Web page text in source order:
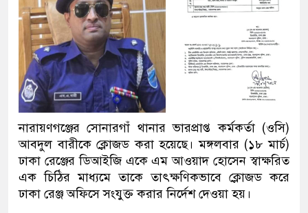
নারায়ণগঞ্জের সোনারগাঁ থানার ভারপ্রাপ্ত কর্মকর্তা (ওসি)
আবদুল বারীকে ক্লোজড করা হয়েছে। মঙ্গলবার (১৮ মার্চ)
ঢাকা রেঞ্জের ডিআইজি একে এম আওয়াদ হোসেন স্বাক্ষরিত
এক চিঠির মাধ্যমে তাকে তাৎক্ষণিকভাবে ক্লোজড করে
ঢাকা রেঞ্জ অফিসে সংযুক্ত করার নির্দেশ দেওয়া হয়।